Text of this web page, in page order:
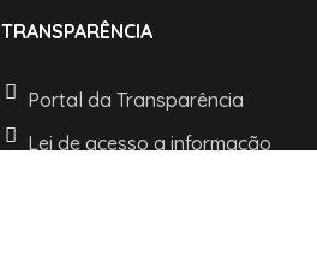
TRANSPARÊNCIA
Portal da Transparência
Lei de acesso a informação